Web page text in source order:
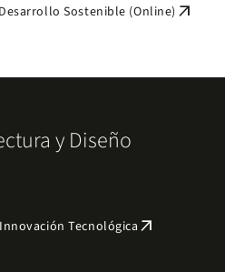
Sostenible (Online) arrow_outward
y Diseño
Tecnológicaarrow_outward